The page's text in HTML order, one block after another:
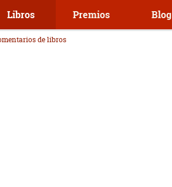
Libros Premios Blog
de libros